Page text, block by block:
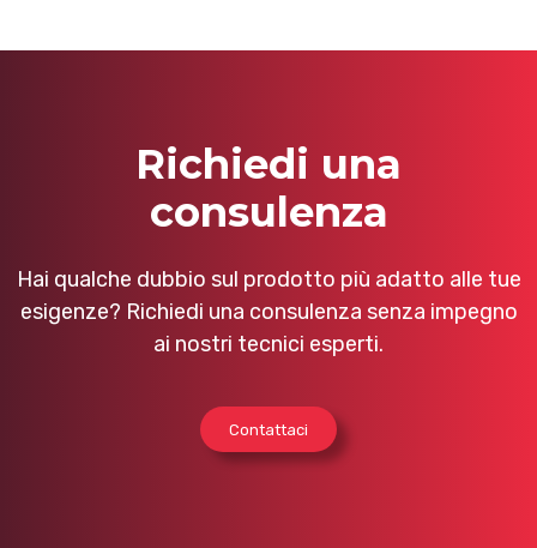
Richiedi una
consulenza
Hai qualche dubbio sul prodotto più adatto alle tue
esigenze? Richiedi una consulenza senza impegno
ai nostri tecnici esperti.
Contattaci